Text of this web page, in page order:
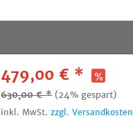
479,00 € *
630,00 € * (24% gespart)
inkl. MwSt.zzgl. Versandkosten